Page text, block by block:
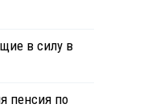
в силу в
пенсия по